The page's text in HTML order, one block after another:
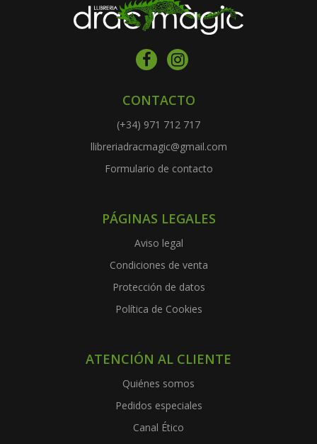
CONTACTO
(+34) 971 712 717
llibreriadracmagic@gmail.com
Formulario de contacto
PÁGINAS LEGALES
Aviso legal
Condiciones de venta
Protección de datos
Política de Cookies
ATENCIÓN AL CLIENTE
Quiénes somos
Pedidos especiales
Canal Ético